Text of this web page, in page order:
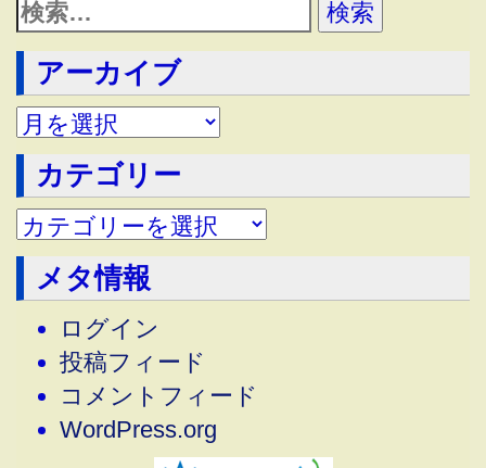
アーカイブ
アーカイブ
カテゴリー
メタ情報
ログイン
投稿フィード
コメントフィード
WordPress.org